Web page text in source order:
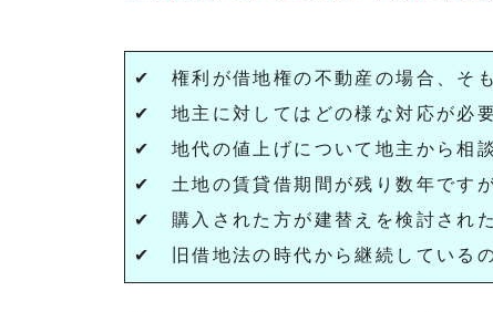
✔ 権利が借地権の不動産の場合、そ
✔ 地主に対してはどの様な対応が必要
✔ 地代の値上げについて地主から相談
✔ 土地の賃貸借期間が残り数年です
✔ 購入された方が建替えを検討され
✔ 旧借地法の時代から継続している